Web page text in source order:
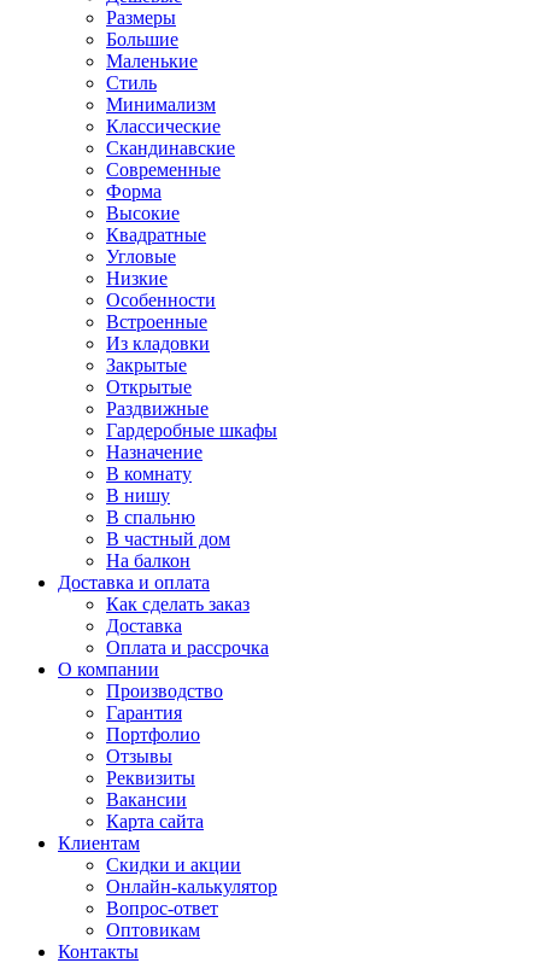
Размеры
Большие
Маленькие
Стиль
Минимализм
Классические
Скандинавские
Современные
Форма
Высокие
Квадратные
Угловые
Низкие
Особенности
Встроенные
Из кладовки
Закрытые
Открытые
Раздвижные
Гардеробные шкафы
Назначение
В комнату
В нишу
В спальню
В частный дом
На балкон
Доставка и оплата
Как сделать заказ
Доставка
Оплата и рассрочка
О компании
Производство
Гарантия
Портфолио
Отзывы
Реквизиты
Вакансии
Карта сайта
Клиентам
Скидки и акции
Онлайн-калькулятор
Вопрос-ответ
Оптовикам
Контакты